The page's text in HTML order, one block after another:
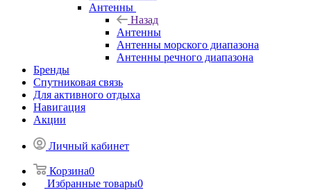
Антенны
Назад
Антенны
Антенны морского диапазона
Антенны речного диапазона
Бренды
Спутниковая связь
Для активного отдыха
Навигация
Акции
Личный кабинет
Корзина0
Избранные товары0